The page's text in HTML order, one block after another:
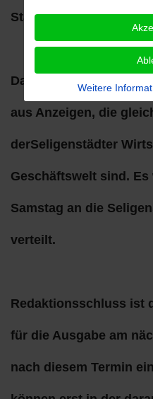
Stadt sind gern
Das Seligenstädter
aus Anzeigen, die
derSeligenstädter
Geschäftswelt sind.
Samstag an die
verteilt.
Redaktionsschluss ist
für die Ausgabe am
nach diesem Termin
Weitere